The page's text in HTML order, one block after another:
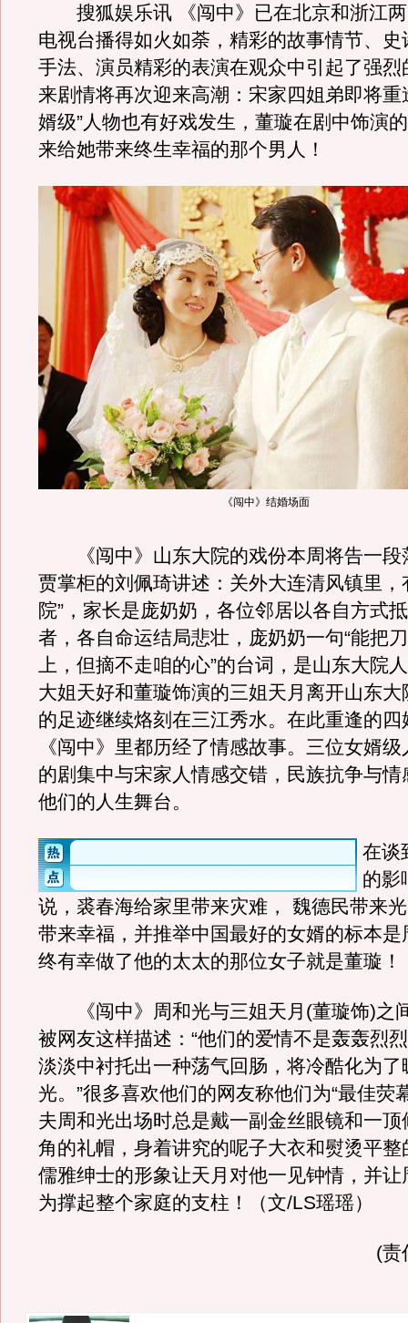
搜狐娱乐讯 《闯中》已在北京和浙江两
电视台播得如火如荼，精彩的故事情节、史
手法、演员精彩的表演在观众中引起了强烈
来剧情将再次迎来高潮：宋家四姐弟即将重
婿级”人物也有好戏发生，董璇在剧中饰演
来给她带来终生幸福的那个男人！
《闯中》结婚场面
《闯中》山东大院的戏份本周将告一段
贾掌柜的刘佩琦讲述：关外大连清风镇里，
院”，家长是庞奶奶，各位邻居以各自方式
者，各自命运结局悲壮，庞奶奶一句“能把
上，但摘不走咱的心”的台词，是山东大院
大姐天好和董璇饰演的三姐天月离开山东大
的足迹继续烙刻在三江秀水。在此重逢的四
《闯中》里都历经了情感故事。三位女婿
的剧集中与宋家人情感交错，民族抗争与情
他们的人生舞台。
在谈
的影
说，裘春海给家里带来灾难， 魏德民带来
带来幸福，并推举中国最好的女婿的标本是
终有幸做了他的太太的那位女子就是董璇！
《闯中》周和光与三姐天月(董璇饰)之
被网友这样描述：“他们的爱情不是轰轰烈
淡淡中衬托出一种荡气回肠，将冷酷化为了
光。”很多喜欢他们的网友称他们为“最佳荧
夫周和光出场时总是戴一副金丝眼镜和一顶
角的礼帽，身着讲究的呢子大衣和熨烫平整
儒雅绅士的形象让天月对他一见钟情，并让
为撑起整个家庭的支柱！（文/LS瑶瑶）
(责